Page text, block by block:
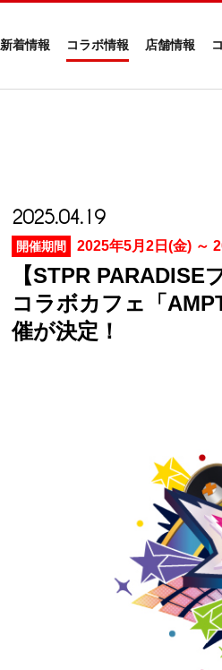
新着情報 コラボ情報 店舗情報
2025.04.19
開催期間 2025年5月2日(金) ～
【STPR
コラボカフェ「
催が決定！